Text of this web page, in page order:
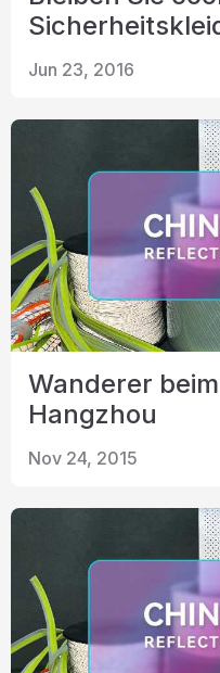
Jun 23, 2016
Wanderer
Hangzhou
Nov 24, 2015